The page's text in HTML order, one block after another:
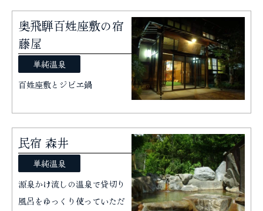
奥飛騨百姓座敷の宿
藤屋
単純温泉
百姓座敷とジビエ鍋
民宿 森井
単純温泉
源泉かけ流しの温泉で貸切り
風呂をゆっくり使っていただ